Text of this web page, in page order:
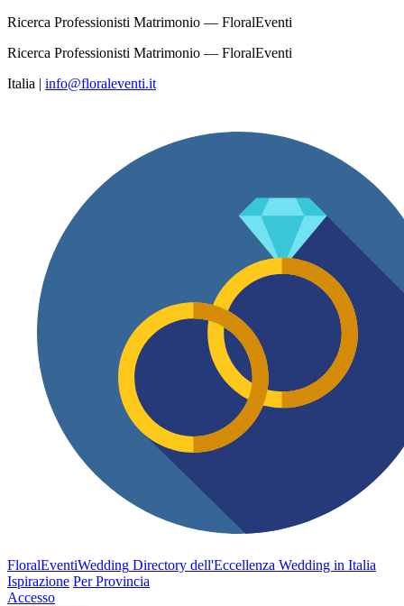
Ricerca Professionisti Matrimonio — FloralEventi
Ricerca Professionisti Matrimonio — FloralEventi
Italia | info@floraleventi.it
FloralEventiWedding Directory dell'Eccellenza Wedding in Italia
Ispirazione Per Provincia
Accesso